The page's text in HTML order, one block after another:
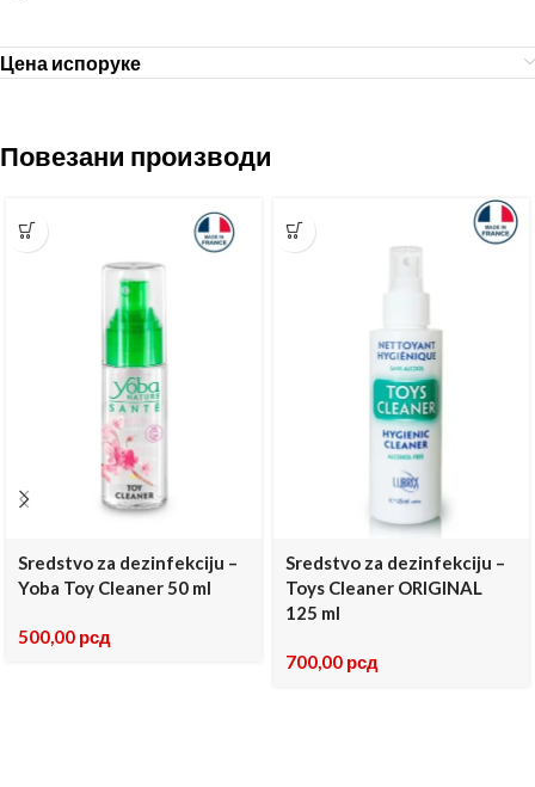
Цена испоруке
Повезани производи
Sredstvo za dezinfekciju –
Yoba Toy Cleaner 50 ml
500,00 рсд
Sredstvo za dezinfekciju –
Toys Cleaner ORIGINAL
125 ml
700,00 рсд